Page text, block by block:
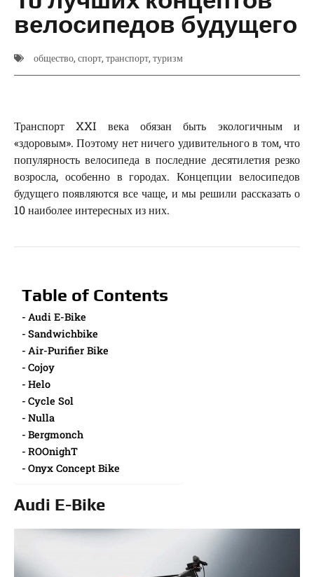
велосипедов будущего
общество, спорт, транспорт, туризм
Транспорт XXI века обязан быть экологичным и
«здоровым». Поэтому нет ничего удивительного в том, что
популярность велосипеда в последние десятилетия резко
возросла, особенно в городах. Концепции велосипедов
будущего появляются все чаще, и мы решили рассказать о
10 наиболее интересных из них.
Table of Contents
Audi E-Bike
Sandwichbike
Air-Purifier Bike
Cojoy
Helo
Cycle Sol
Nulla
Bergmonch
ROOnighT
Onyx Concept Bike
Audi E-Bike